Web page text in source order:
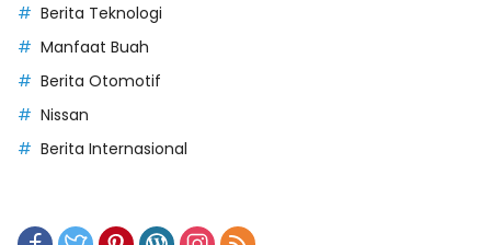
Berita Teknologi
Manfaat Buah
Berita Otomotif
Nissan
Berita Internasional